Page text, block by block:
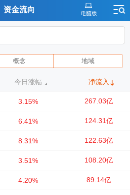
资金流向
概念 地域
今日涨幅 净流入
3.15% 267.03亿
6.41% 124.31亿
8.31% 122.63亿
3.51% 108.20亿
4.20% 89.14亿